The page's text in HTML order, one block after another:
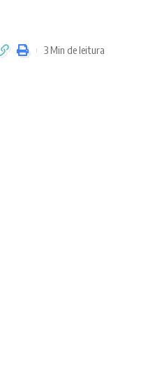
3 Min de leitura